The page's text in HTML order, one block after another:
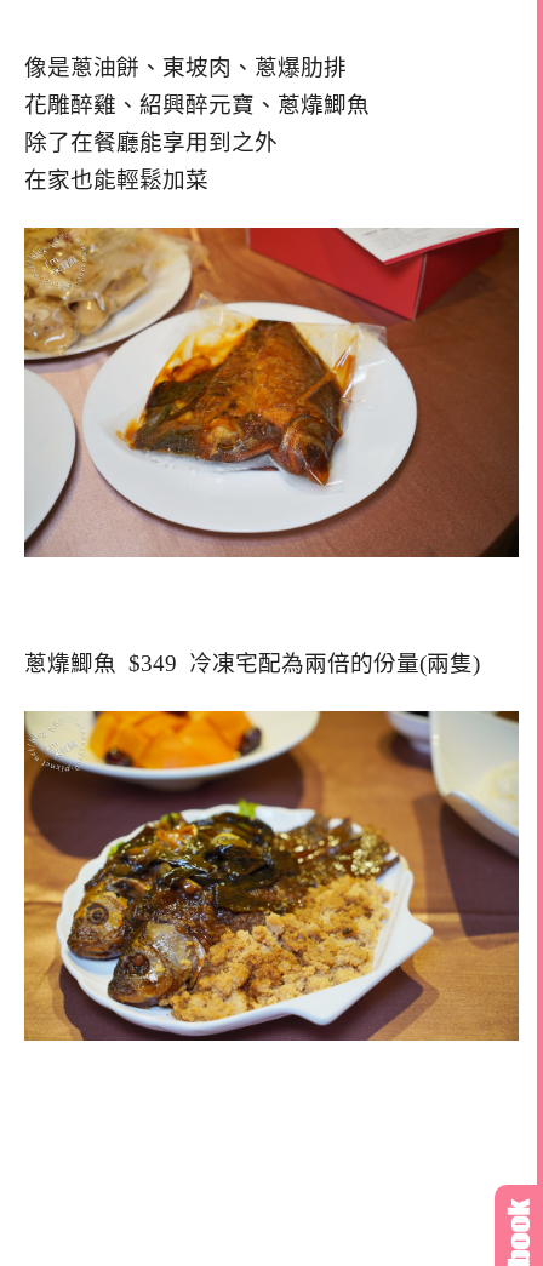
像是蔥油餅、東坡肉、蔥爆肋排
花雕醉雞、紹興醉元寶、蔥㸆鯽魚
除了在餐廳能享用到之外
在家也能輕鬆加菜
蔥㸆鯽魚 $349 冷凍宅配為兩倍的份量(兩隻)